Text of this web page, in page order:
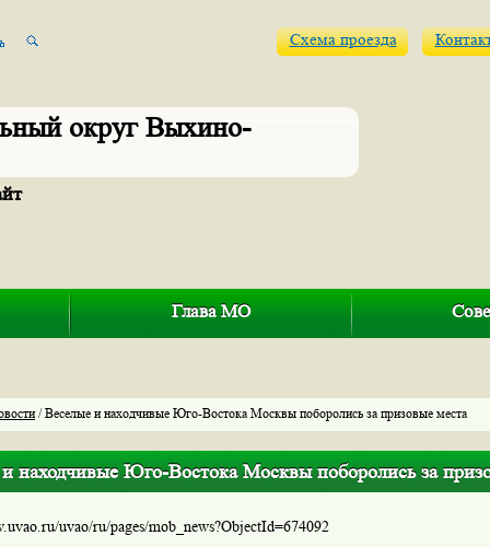
округ Выхино-
Схема проезда
Глава МО
/ Веселые и находчивые Юго-Востока Москвы поборолись за призовые места
находчивые Юго-Востока Москвы поборолись за
uvao/ru/pages/mob_news?ObjectId=674092